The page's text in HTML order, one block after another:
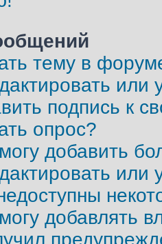
тему в
подпись к
опрос?
добавить
или
добавлять